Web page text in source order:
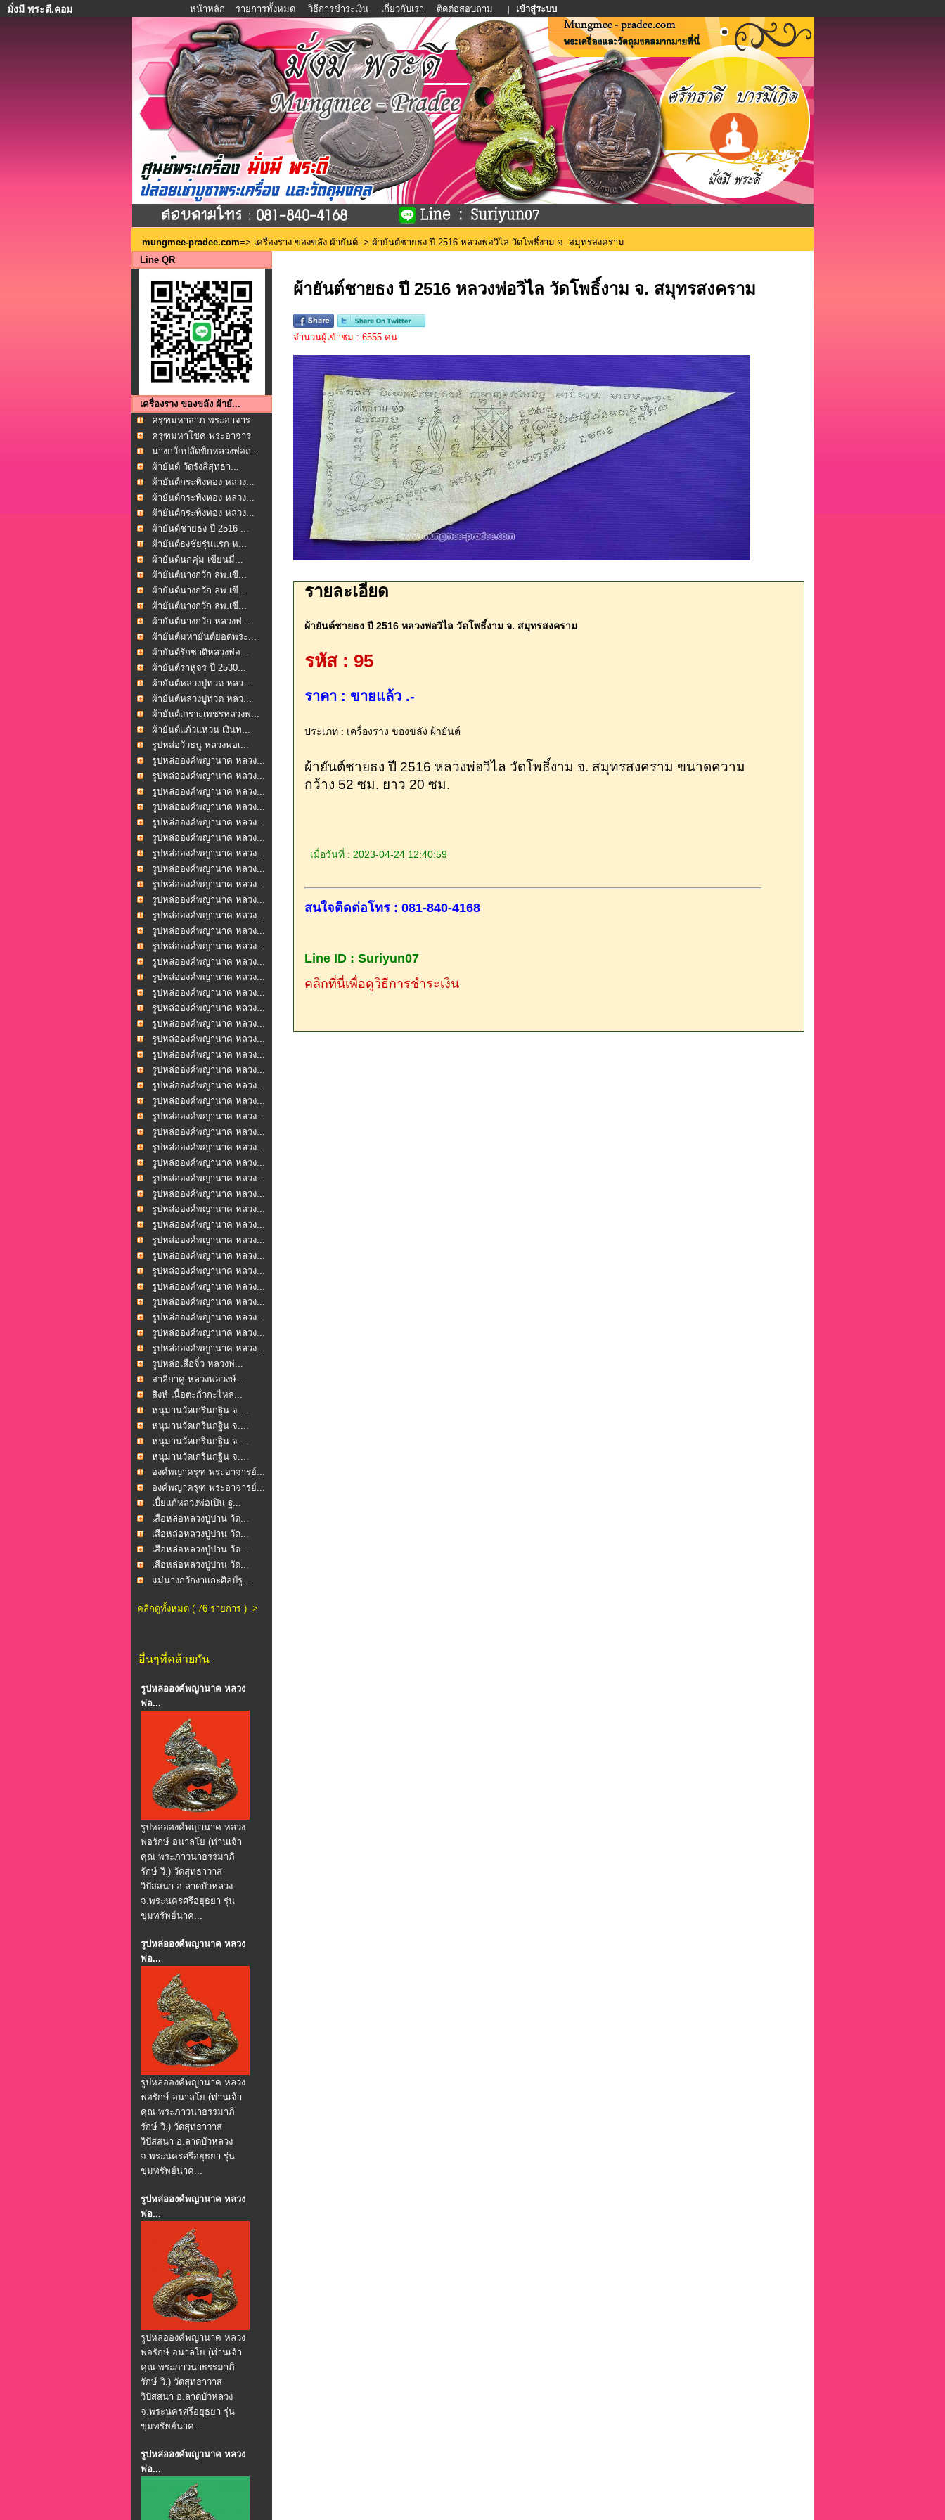
มั่งมี พระดี.คอม หน้าหลัก รายการทั้งหมด วิธีการชำระเงิน เกี่ยวกับเรา ติดต่อสอบถาม | เข้าสู่ระบบ
mungmee-pradee.com=> เครื่องราง ของขลัง ผ้ายันต์ -> ผ้ายันต์ชายธง ปี 2516 หลวงพ่อวิไล วัดโพธิ์งาม จ. สมุทรสงคราม
Line QR
เครื่องราง ของขลัง ผ้ายั...
ครุฑมหาลาภ พระอาจาร
ย์ว...
ครุฑมหาโชค พระอาจาร
ย์ว...
นางกวักปลัดขิกหลวงพ่อถ...
ผ้ายันต์ วัดรังสีสุทธา...
ผ้ายันต์กระทิงทอง หลวง...
ผ้ายันต์กระทิงทอง หลวง...
ผ้ายันต์กระทิงทอง หลวง...
ผ้ายันต์ชายธง ปี 2516 ...
ผ้ายันต์ธงชัยรุ่นแรก ห...
ผ้ายันต์นกคุ่ม เขียนมื...
ผ้ายันต์นางกวัก ลพ.เขี...
ผ้ายันต์นางกวัก ลพ.เขี...
ผ้ายันต์นางกวัก ลพ.เขี...
ผ้ายันต์นางกวัก หลวงพ่...
ผ้ายันต์มหายันต์ยอดพระ...
ผ้ายันต์รักชาติหลวงพ่อ...
ผ้ายันต์ราหูจร ปี 2530...
ผ้ายันต์หลวงปู่ทวด หลว...
ผ้ายันต์หลวงปู่ทวด หลว...
ผ้ายันต์เกราะเพชรหลวงพ...
ผ้ายันต์แก้วแหวน เงินท...
รูปหล่อวัวธนู หลวงพ่อเ...
รูปหล่อองค์พญานาค หลวง...
รูปหล่อองค์พญานาค หลวง...
รูปหล่อองค์พญานาค หลวง...
รูปหล่อองค์พญานาค หลวง...
รูปหล่อองค์พญานาค หลวง...
รูปหล่อองค์พญานาค หลวง...
รูปหล่อองค์พญานาค หลวง...
รูปหล่อองค์พญานาค หลวง...
รูปหล่อองค์พญานาค หลวง...
รูปหล่อองค์พญานาค หลวง...
รูปหล่อองค์พญานาค หลวง...
รูปหล่อองค์พญานาค หลวง...
รูปหล่อองค์พญานาค หลวง...
รูปหล่อองค์พญานาค หลวง...
รูปหล่อองค์พญานาค หลวง...
รูปหล่อองค์พญานาค หลวง...
รูปหล่อองค์พญานาค หลวง...
รูปหล่อองค์พญานาค หลวง...
รูปหล่อองค์พญานาค หลวง...
รูปหล่อองค์พญานาค หลวง...
รูปหล่อองค์พญานาค หลวง...
รูปหล่อองค์พญานาค หลวง...
รูปหล่อองค์พญานาค หลวง...
รูปหล่อองค์พญานาค หลวง...
รูปหล่อองค์พญานาค หลวง...
รูปหล่อองค์พญานาค หลวง...
รูปหล่อองค์พญานาค หลวง...
รูปหล่อองค์พญานาค หลวง...
รูปหล่อองค์พญานาค หลวง...
รูปหล่อองค์พญานาค หลวง...
รูปหล่อองค์พญานาค หลวง...
รูปหล่อองค์พญานาค หลวง...
รูปหล่อองค์พญานาค หลวง...
รูปหล่อองค์พญานาค หลวง...
รูปหล่อองค์พญานาค หลวง...
รูปหล่อองค์พญานาค หลวง...
รูปหล่อองค์พญานาค หลวง...
รูปหล่อองค์พญานาค หลวง...
รูปหล่อองค์พญานาค หลวง...
รูปหล่อเสือจิ๋ว หลวงพ่...
สาลิกาคู่ หลวงพ่อวงษ์ ...
สิงห์ เนื้อตะกั่วกะไหล...
หนุมานวัดเกริ่นกฐิน จ....
หนุมานวัดเกริ่นกฐิน จ....
หนุมานวัดเกริ่นกฐิน จ....
หนุมานวัดเกริ่นกฐิน จ....
องค์พญาครุฑ พระอาจารย์...
องค์พญาครุฑ พระอาจารย์...
เบี้ยแก้หลวงพ่อเปิ่น ฐ...
เสือหล่อหลวงปู่ปาน วัด...
เสือหล่อหลวงปู่ปาน วัด...
เสือหล่อหลวงปู่ปาน วัด...
เสือหล่อหลวงปู่ปาน วัด...
แม่นางกวักงาแกะศิลป์รู...
คลิกดูทั้งหมด ( 76 รายการ ) ->
อื่นๆที่คล้ายกัน
รูปหล่อองค์พญานาค หลวง
พ่อ...
รูปหล่อองค์พญานาค หลวง
พ่อรักษ์ อนาลโย (ท่านเจ้า
คุณ พระภาวนาธรรมาภิ
รักษ์ วิ.) วัดสุทธาวาส
วิปัสสนา อ.ลาดบัวหลวง
จ.พระนครศรีอยุธยา รุ่น
ขุมทรัพย์นาค...
รูปหล่อองค์พญานาค หลวง
พ่อ...
รูปหล่อองค์พญานาค หลวง
พ่อรักษ์ อนาลโย (ท่านเจ้า
คุณ พระภาวนาธรรมาภิ
รักษ์ วิ.) วัดสุทธาวาส
วิปัสสนา อ.ลาดบัวหลวง
จ.พระนครศรีอยุธยา รุ่น
ขุมทรัพย์นาค...
รูปหล่อองค์พญานาค หลวง
พ่อ...
รูปหล่อองค์พญานาค หลวง
พ่อรักษ์ อนาลโย (ท่านเจ้า
คุณ พระภาวนาธรรมาภิ
รักษ์ วิ.) วัดสุทธาวาส
วิปัสสนา อ.ลาดบัวหลวง
จ.พระนครศรีอยุธยา รุ่น
ขุมทรัพย์นาค...
รูปหล่อองค์พญานาค หลวง
พ่อ...
ผ้ายันต์ชายธง ปี 2516 หลวงพ่อวิไล วัดโพธิ์งาม จ. สมุทรสงคราม
จำนวนผู้เข้าชม : 6555 คน
รายละเอียด
ผ้ายันต์ชายธง ปี 2516 หลวงพ่อวิไล วัดโพธิ์งาม จ. สมุทรสงคราม
รหัส : 95
ราคา : ขายแล้ว .-
ประเภท : เครื่องราง ของขลัง ผ้ายันต์
ผ้ายันต์ชายธง ปี 2516 หลวงพ่อวิไล วัดโพธิ์งาม จ. สมุทรสงคราม ขนาดความ
กว้าง 52 ซม. ยาว 20 ซม.
เมื่อวันที่ : 2023-04-24 12:40:59
สนใจติดต่อโทร : 081-840-4168
Line ID : Suriyun07
คลิกที่นี่เพื่อดูวิธีการชำระเงิน